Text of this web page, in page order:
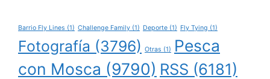
Barrio Fly Lines (1) Challenge Family (1) Deporte (1) Fly Tying (1)
Fotografía (3796) Otras (1)
Pesca
con Mosca (9790) RSS (6181)